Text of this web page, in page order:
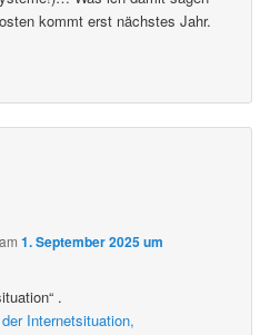
kommt erst nächstes Jahr.
am1. September 2025 um
.
Internetsituation,